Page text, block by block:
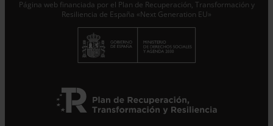
Página web financiada por el Plan de Recuperación, Transformación y
Resiliencia de España «Next Generation EU»